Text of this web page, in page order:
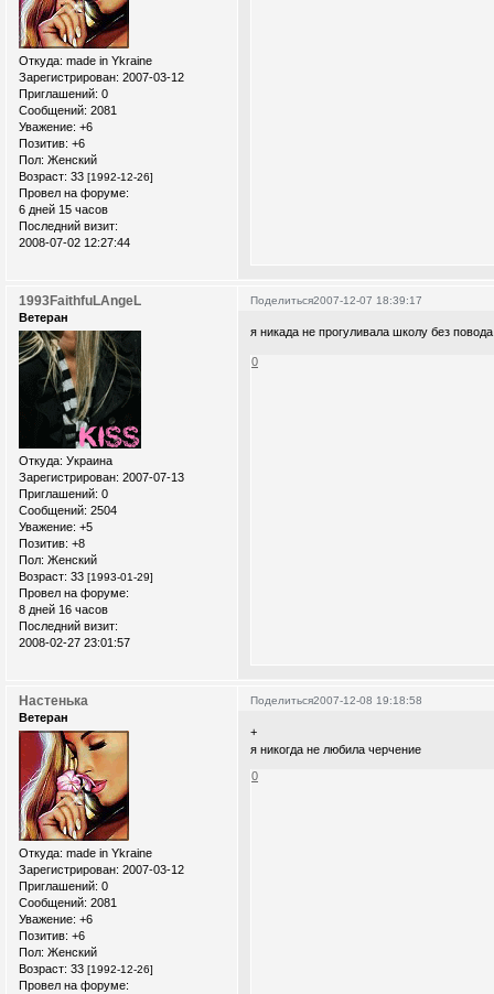
Откуда: made in Ykraine
Зарегистрирован: 2007-03-12
Приглашений: 0
Сообщений: 2081
Уважение: +6
Позитив: +6
Пол: Женский
Возраст: 33 [1992-12-26]
Провел на форуме:
6 дней 15 часов
Последний визит:
2008-07-02 12:27:44
Поделиться2007-12-07 18:39:17
1993FaithfuLAngeL
Ветеран
Откуда: Украина
Зарегистрирован: 2007-07-13
Приглашений: 0
Сообщений: 2504
Уважение: +5
Позитив: +8
Пол: Женский
Возраст: 33 [1993-01-29]
Провел на форуме:
8 дней 16 часов
Последний визит:
2008-02-27 23:01:57
я никада не прогуливала школу без
0
Поделиться2007-12-08 19:18:58
Настенька
Ветеран
Откуда: made in Ykraine
Зарегистрирован: 2007-03-12
Приглашений: 0
Сообщений: 2081
Уважение: +6
Позитив: +6
Пол: Женский
Возраст: 33 [1992-12-26]
Провел на форуме:
+
я никогда не любила черчение
0